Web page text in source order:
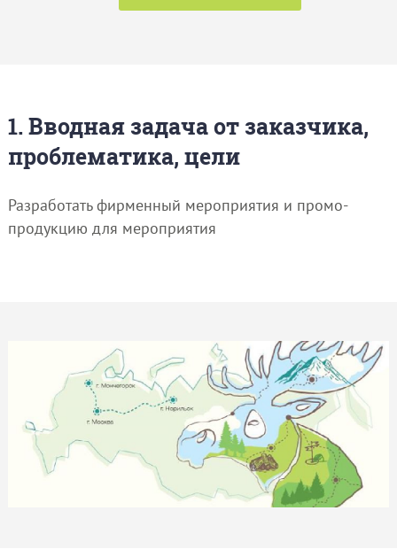
1. Вводная задача от заказчика,
проблематика, цели
Разработать фирменный мероприятия и промо-
продукцию для мероприятия